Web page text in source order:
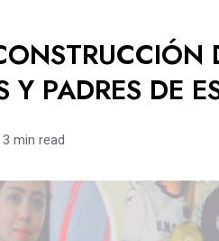
Y PADRES DE
3 min read